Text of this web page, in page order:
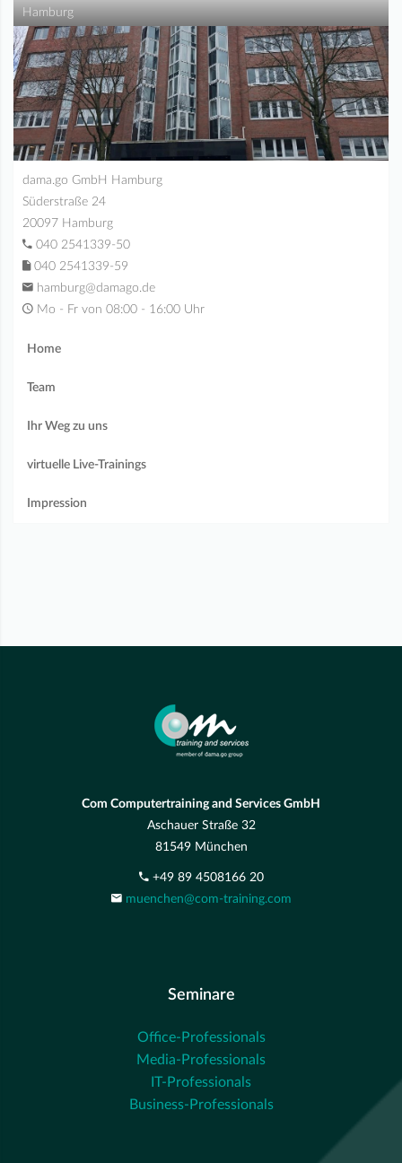
Hamburg
dama.go GmbH Hamburg
Süderstraße 24
20097 Hamburg
040 2541339-50
040 2541339-59
hamburg@damago.de
Mo - Fr von 08:00 - 16:00 Uhr
Home
Team
Ihr Weg zu uns
virtuelle Live-Trainings
Impression
Com Computertraining and Services GmbH
Aschauer Straße 32
81549 München
+49 89 4508166 20
muenchen@com-training.com
Seminare
Office-Professionals
Media-Professionals
IT-Professionals
Business-Professionals